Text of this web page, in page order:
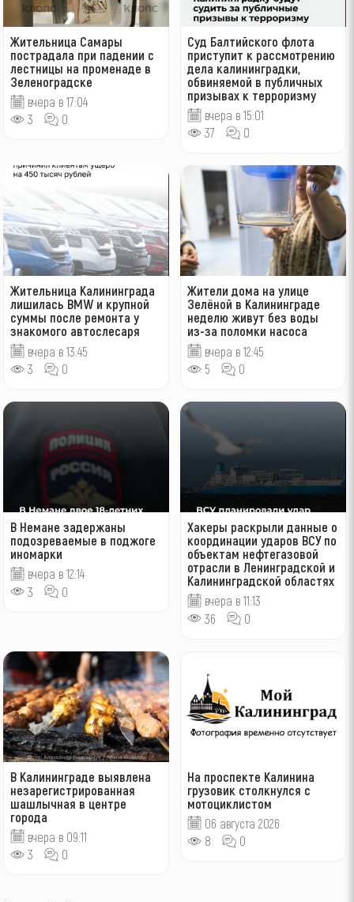
Жительница Самары
пострадала при падении с
лестницы на променаде в
Зеленоградске
вчера в 17:04
3
0
Суд Балтийского флота
приступит к рассмотрению
дела калининградки,
обвиняемой в публичных
призывах к терроризму
вчера в 15:01
37
0
Жительница Калининграда
лишилась BMW и крупной
суммы после ремонта у
знакомого автослесаря
вчера в 13:45
3
0
Жители дома на улице
Зелёной в Калининграде
неделю живут без воды
из-за поломки насоса
вчера в 12:45
5
0
В Немане задержаны
подозреваемые в поджоге
иномарки
вчера в 12:14
3
0
Хакеры раскрыли данные о
координации ударов ВСУ по
объектам нефтегазовой
отрасли в Ленинградской и
Калининградской областях
вчера в 11:13
36
0
В Калининграде выявлена
незарегистрированная
шашлычная в центре
города
вчера в 09:11
3
0
На проспекте Калинина
грузовик столкнулся с
мотоциклистом
06 августа 2026
8
0